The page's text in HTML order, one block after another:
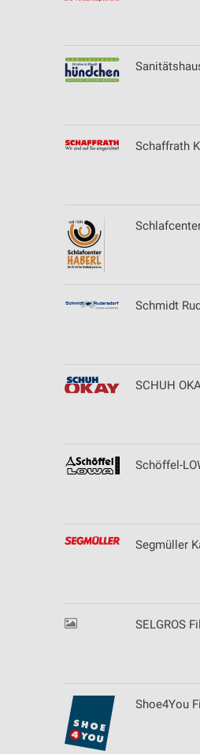
Schaffrath
Schmidt
SCHUH
Schöffel-
Segmüller
SELGROS
Shoe4You